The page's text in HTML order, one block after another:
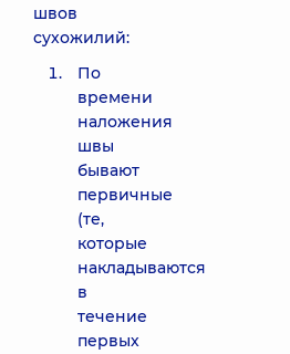
швов
сухожилий:
По
времени
наложения
швы
бывают
первичные
(те,
которые
накладываются
в
течение
первых